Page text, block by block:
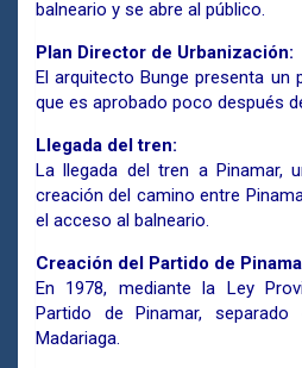
balneario y se abre al público.
Plan Director de Urbanización:
El arquitecto Bunge presenta un
que es aprobado poco después
Llegada del tren:
La llegada del tren a Pinamar,
creación del camino entre
el acceso al balneario.
Creación del Partido de
En 1978, mediante la Ley
Partido de Pinamar,
Madariaga.